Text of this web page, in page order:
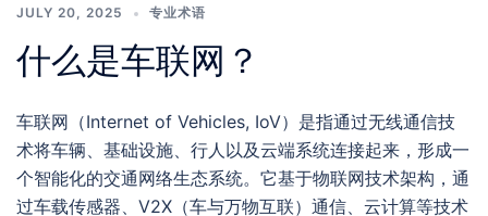
JULY 20, 2025 专业术语
什么是车联网？
车联网（Internet of Vehicles, IoV）是指通过无线通信技
术将车辆、基础设施、行人以及云端系统连接起来，形成一
个智能化的交通网络生态系统。它基于物联网技术架构，通
过车载传感器、V2X（车与万物互联）通信、云计算等技术